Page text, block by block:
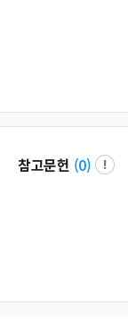
참고문헌 (0)